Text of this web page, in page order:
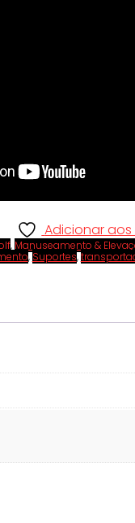
Adicionar
, Manuseamento &
,Suportes,